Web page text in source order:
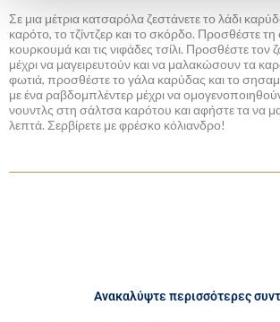
Σε μια μέτρια κατσαρόλα ζεστάνετε το λάδι
καρότο, το τζίντζερ και το σκόρδο. Προσθέστε τη
κουρκουμά και τις νιφάδες τσίλι. Προσθέστε τον
μέχρι να μαγειρευτούν και να μαλακώσουν τα
φωτιά, προσθέστε το γάλα καρύδας και το
με ένα ραβδομπλέντερ μέχρι να
νουντλς στη σάλτσα καρότου και αφήστε τα να
λεπτά. Σερβίρετε με φρέσκο κόλιανδρο!
Ανακαλύψτε περισσότερες